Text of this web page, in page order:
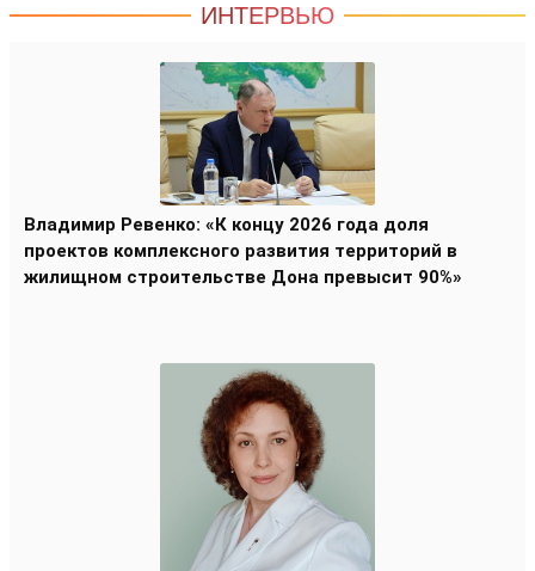
ИНТЕРВЬЮ
Владимир Ревенко: «К концу 2026 года доля
проектов комплексного развития территорий в
жилищном строительстве Дона превысит 90%»